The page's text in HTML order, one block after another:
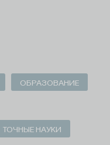
ОБРАЗОВАНИЕ
ТОЧНЫЕ НАУКИ